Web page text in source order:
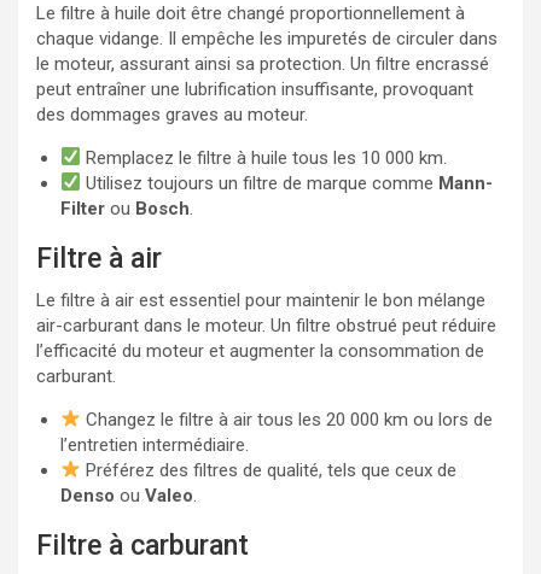
Le filtre à huile doit être changé proportionnellement à
chaque vidange. Il empêche les impuretés de circuler dans
le moteur, assurant ainsi sa protection. Un filtre encrassé
peut entraîner une lubrification insuffisante, provoquant
des dommages graves au moteur.
Remplacez le filtre à huile tous les 10 000 km.
Utilisez toujours un filtre de marque comme Mann-
Filter ou Bosch.
Filtre à air
Le filtre à air est essentiel pour maintenir le bon mélange
air-carburant dans le moteur. Un filtre obstrué peut réduire
l’efficacité du moteur et augmenter la consommation de
carburant.
Changez le filtre à air tous les 20 000 km ou lors de
l’entretien intermédiaire.
Préférez des filtres de qualité, tels que ceux de
Denso ou Valeo.
Filtre à carburant